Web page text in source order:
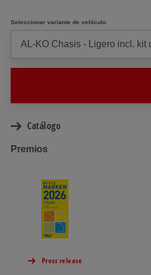
Seleccionar variante de vehículo
Catálogo
Premios
Press release